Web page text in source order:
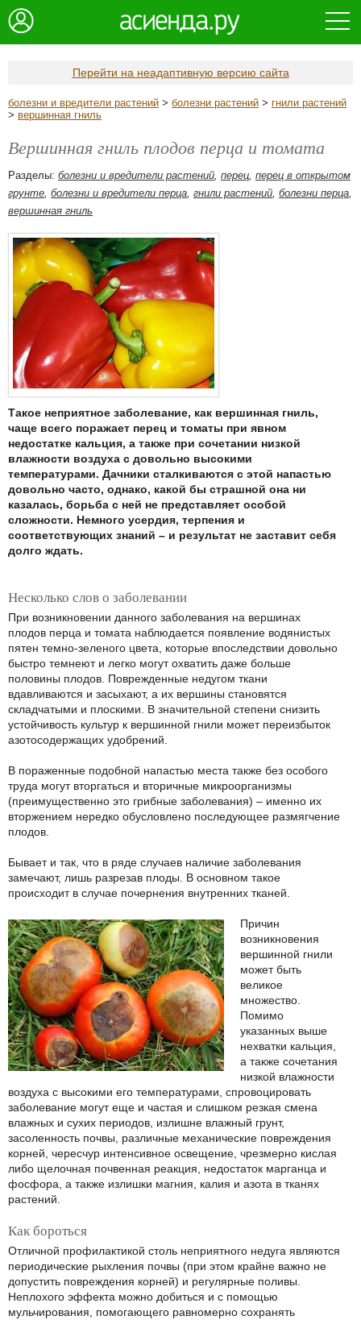
Перейти на неадаптивную версию сайта
болезни и вредители растений > болезни растений > гнили растений
> вершинная гниль
Вершинная гниль плодов перца и томата
Разделы: болезни и вредители растений, перец, перец в открытом
грунте, болезни и вредители перца, гнили растений, болезни перца,
вершинная гниль
Такое неприятное заболевание, как вершинная гниль,
чаще всего поражает перец и томаты при явном
недостатке кальция, а также при сочетании низкой
влажности воздуха с довольно высокими
температурами. Дачники сталкиваются с этой напастью
довольно часто, однако, какой бы страшной она ни
казалась, борьба с ней не представляет особой
сложности. Немного усердия, терпения и
соответствующих знаний – и результат не заставит себя
долго ждать.
Несколько слов о заболевании
При возникновении данного заболевания на вершинах
плодов перца и томата наблюдается появление водянистых
пятен темно-зеленого цвета, которые впоследствии довольно
быстро темнеют и легко могут охватить даже больше
половины плодов. Поврежденные недугом ткани
вдавливаются и засыхают, а их вершины становятся
складчатыми и плоскими. В значительной степени снизить
устойчивость культур к вершинной гнили может переизбыток
азотосодержащих удобрений.
В пораженные подобной напастью места также без особого
труда могут вторгаться и вторичные микроорганизмы
(преимущественно это грибные заболевания) – именно их
вторжением нередко обусловлено последующее размягчение
плодов.
Бывает и так, что в ряде случаев наличие заболевания
замечают, лишь разрезав плоды. В основном такое
происходит в случае почернения внутренних тканей.
Причин
возникновения
вершинной гнили
может быть
великое
множество.
Помимо
указанных выше
нехватки кальция,
а также сочетания
низкой влажности
воздуха с высокими его температурами, спровоцировать
заболевание могут еще и частая и слишком резкая смена
влажных и сухих периодов, излишне влажный грунт,
засоленность почвы, различные механические повреждения
корней, чересчур интенсивное освещение, чрезмерно кислая
либо щелочная почвенная реакция, недостаток марганца и
фосфора, а также излишки магния, калия и азота в тканях
растений.
Как бороться
Отличной профилактикой столь неприятного недуга являются
периодические рыхления почвы (при этом крайне важно не
допустить повреждения корней) и регулярные поливы.
Неплохого эффекта можно добиться и с помощью
мульчирования, помогающего равномерно сохранять